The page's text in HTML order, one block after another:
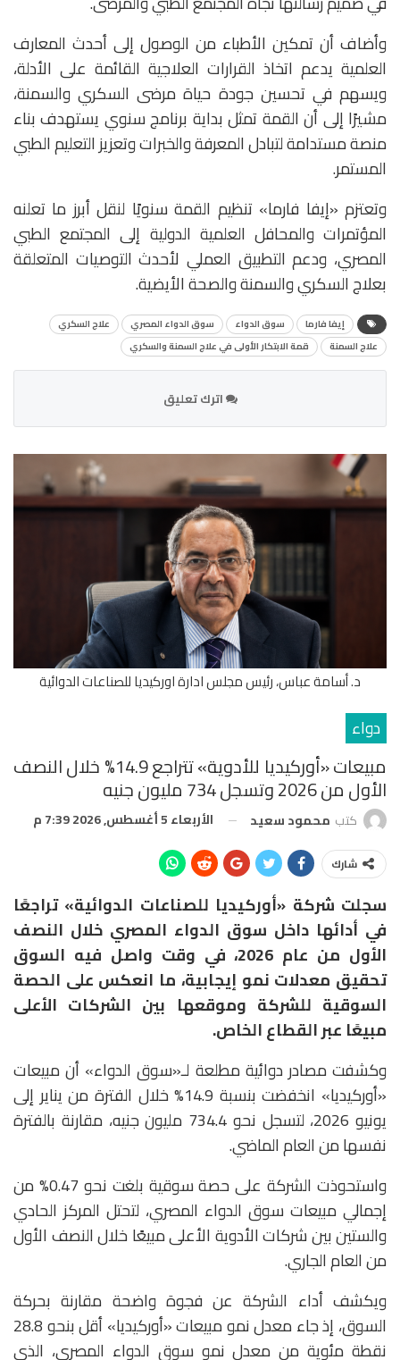
وأضاف أن تمكين الأطباء من الوصول إلى أحدث المعارف
العلمية يدعم اتخاذ القرارات العلاجية القائمة على الأدلة،
ويسهم في تحسين جودة حياة مرضى السكري والسمنة،
مشيرًا إلى أن القمة تمثل بداية برنامج سنوي يستهدف بناء
منصة مستدامة لتبادل المعرفة والخبرات وتعزيز التعليم الطبي
المستمر.
وتعتزم «إيفا فارما» تنظيم القمة سنويًا لنقل أبرز ما تعلنه
المؤتمرات والمحافل العلمية الدولية إلى المجتمع الطبي
المصري، ودعم التطبيق العملي لأحدث التوصيات المتعلقة
بعلاج السكري والسمنة والصحة الأيضية.
إيفا فارما سوق الدواء سوق الدواء المصري
علاج السكري
علاج السمنة
قمة الابتكار الأولى في علاج السمنة والسكري
اترك تعليق
د. أسامة عباس، رئيس مجلس ادارة اوركيديا للصناعات الدوائية
دواء
مبيعات «أوركيديا للأدوية» تتراجع 14.9% خلال النصف
الأول من 2026 وتسجل 734 مليون جنيه
كتب محمود سعيد الأربعاء 5 أغسطس, 2026 7:39 م
شارك
سجلت شركة «أوركيديا للصناعات الدوائية» تراجعًا
في أدائها داخل سوق الدواء المصري خلال النصف
الأول من عام 2026، في وقت واصل فيه السوق
تحقيق معدلات نمو إيجابية، ما انعكس على الحصة
السوقية للشركة وموقعها بين الشركات الأعلى
مبيعًا عبر القطاع الخاص.
وكشفت مصادر دوائية مطلعة لـ«سوق الدواء» أن مبيعات
«أوركيديا» انخفضت بنسبة 14.9% خلال الفترة من يناير إلى
يونيو 2026، لتسجل نحو 734.4 مليون جنيه، مقارنة بالفترة
نفسها من العام الماضي.
واستحوذت الشركة على حصة سوقية بلغت نحو 0.47% من
إجمالي مبيعات سوق الدواء المصري، لتحتل المركز الحادي
والستين بين شركات الأدوية الأعلى مبيعًا خلال النصف الأول
من العام الجاري.
ويكشف أداء الشركة عن فجوة واضحة مقارنة بحركة
السوق، إذ جاء معدل نمو مبيعات «أوركيديا» أقل بنحو 28.8
نقطة مئوية من معدل نمو سوق الدواء المصري، الذي